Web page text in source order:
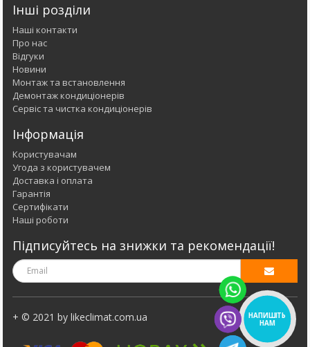
Інші розділи
Наші контакти
Про нас
Відгуки
Новини
Монтаж та встановлення
Демонтаж кондиціонерів
Сервіс та чистка кондиціонерів
Інформація
Користувачам
Угода з користувачем
Доставка і оплата
Гарантія
Сертифікати
Наші роботи
Підписуйтесь на знижки та рекомендації!
+ © 2021 by likeclimat.com.ua НАПИШІТЬ
НАМ